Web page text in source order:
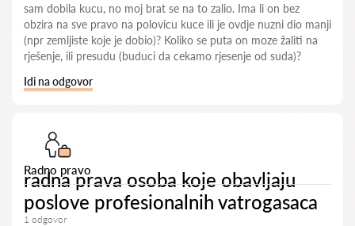
sam dobila kucu, no moj brat se na to zalio. Ima li on bez
obzira na sve pravo na polovicu kuce ili je ovdje nuzni dio manji
(npr zemljiste koje je dobio)? Koliko se puta on moze žaliti na
rješenje, ili presudu (buduci da cekamo rjesenje od suda)?
Idi na odgovor
Radno pravo
radna prava osoba koje obavljaju
poslove profesionalnih vatrogasaca
1 odgovor